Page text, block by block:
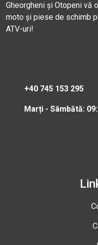
Gheorgheni și Otopeni vă
moto și piese de schimb
ATV-uri!
+40 745 153 295
Marți - Sâmbătă: